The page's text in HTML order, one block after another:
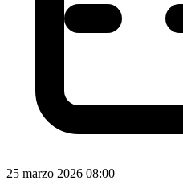
25 marzo 2026 08:00